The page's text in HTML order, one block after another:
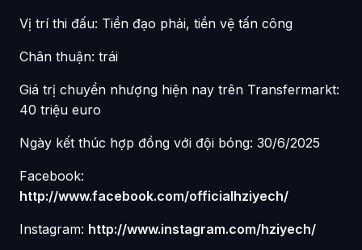
Vị trí thi đấu: Tiền đạo phải, tiền vệ tấn công
Chân thuận: trái
Giá trị chuyển nhượng hiện nay trên Transfermarkt:
40 triệu euro
Ngày kết thúc hợp đồng với đội bóng: 30/6/2025
Facebook:
http://www.facebook.com/officialhziyech/
Instagram: http://www.instagram.com/hziyech/